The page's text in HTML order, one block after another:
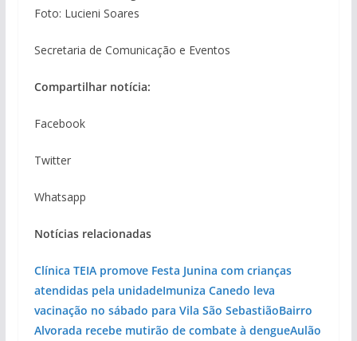
Foto: Lucieni Soares
Secretaria de Comunicação e Eventos
Compartilhar notícia:
Facebook
Twitter
Whatsapp
Notícias relacionadas
Clínica TEIA promove Festa Junina com crianças
atendidas pela unidadeImuniza Canedo leva
vacinação no sábado para Vila São SebastiãoBairro
Alvorada recebe mutirão de combate à dengueAulão